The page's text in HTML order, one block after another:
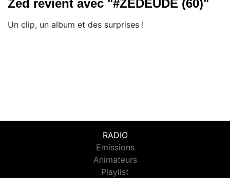
Zed revient avec "#ZEDEUDÉ (60)"
Un clip, un album et des surprises !
RADIO
Emissions
Animateurs
Playlist